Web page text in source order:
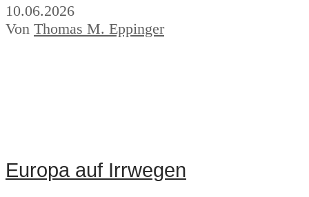
10.06.2026
Von Thomas M. Eppinger
Europa auf Irrwegen